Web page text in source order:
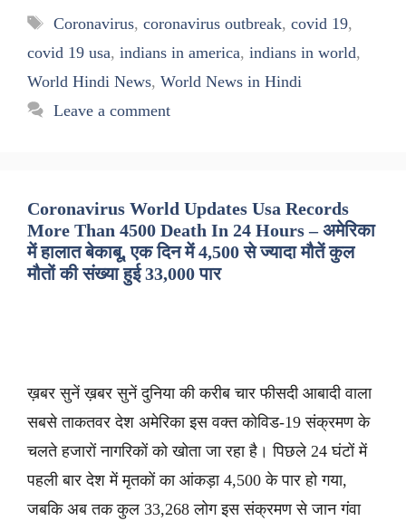
Tags
Coronavirus, coronavirus outbreak, covid 19,
covid 19 usa, indians in america, indians in world,
World Hindi News, World News in Hindi
Leave a comment
Coronavirus World Updates Usa Records
More Than 4500 Death In 24 Hours – अमेरिका
में हालात बेकाबू, एक दिन में 4,500 से ज्यादा मौतें कुल
मौतों की संख्या हुई 33,000 पार
ख़बर सुनें ख़बर सुनें दुनिया की करीब चार फीसदी आबादी वाला
सबसे ताकतवर देश अमेरिका इस वक्त कोविड-19 संक्रमण के
चलते हजारों नागरिकों को खोता जा रहा है। पिछले 24 घंटों में
पहली बार देश में मृतकों का आंकड़ा 4,500 के पार हो गया,
जबकि अब तक कुल 33,268 लोग इस संक्रमण से जान गंवा